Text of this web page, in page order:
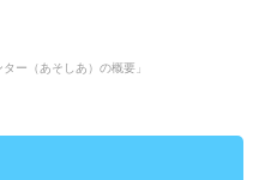
ー（あそしあ）の概要」